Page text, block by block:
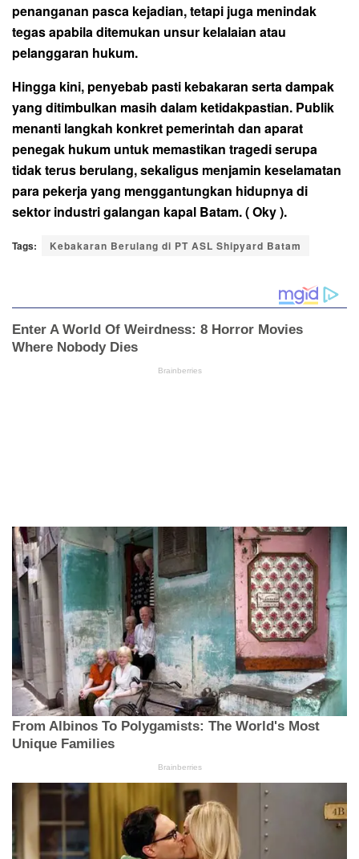
penanganan pasca kejadian, tetapi juga menindak
tegas apabila ditemukan unsur kelalaian atau
pelanggaran hukum.
Hingga kini, penyebab pasti kebakaran serta dampak
yang ditimbulkan masih dalam ketidakpastian. Publik
menanti langkah konkret pemerintah dan aparat
penegak hukum untuk memastikan tragedi serupa
tidak terus berulang, sekaligus menjamin keselamatan
para pekerja yang menggantungkan hidupnya di
sektor industri galangan kapal Batam. ( Oky ).
Tags: Kebakaran Berulang di PT ASL Shipyard Batam